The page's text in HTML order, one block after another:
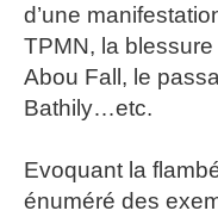
d’une
TPMN, la
Abou Fall, le
Bathily…etc.
Evoquant la
énuméré des